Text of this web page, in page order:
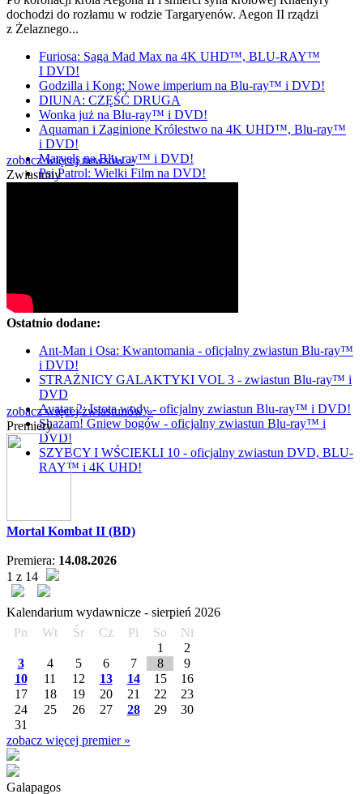
dochodzi do rozłamu w rodzie Targaryenów. Aegon II rządzi
z Żelaznego...
Furiosa: Saga Mad Max na 4K UHD™, BLU-RAY™
I DVD!
Godzilla i Kong: Nowe imperium na Blu-ray™ i DVD!
DIUNA: CZĘŚĆ DRUGA
Wonka już na Blu-ray™ i DVD!
Aquaman i Zaginione Królestwo na 4K UHD™, Blu-ray™
i DVD!
Marvels na Blu-ray™ i DVD!
Psi Patrol: Wielki Film na DVD!
zobacz więcej newsów »
Zwiastuny
Ostatnio dodane:
Ant-Man i Osa: Kwantomania - oficjalny zwiastun Blu-ray™
i DVD!
STRAŻNICY GALAKTYKI VOL 3 - zwiastun Blu-ray™ i
DVD
Avatar 2: Istota wody - oficjalny zwiastun Blu-ray™ i DVD!
Shazam! Gniew bogów - oficjalny zwiastun Blu-ray™ i
DVD!
SZYBCY I WŚCIEKLI 10 - oficjalny zwiastun DVD, BLU-
RAY™ i 4K UHD!
zobacz więcej zwiastunów »
Premiery
Mortal Kombat II (BD)
Premiera: 14.08.2026
1 z 14
Kalendarium wydawnicze - sierpień 2026
Pn
Wt Śr Cz Pi So
Ni
1
2
3
4 5 6 7 8
9
10
11 12 13 14 15
16
17
18 19 20 21 22
23
24
25 26 27 28 29
30
31
zobacz więcej premier »
Galapagos